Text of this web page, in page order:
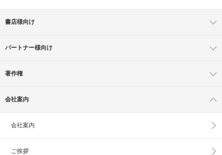
書店様向け
パートナー様向け
著作権
会社案内
会社案内
ご挨拶